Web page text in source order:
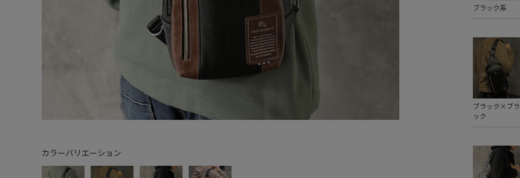
カラーバリエーション
ブラック系
ブラック×ブラ
ック